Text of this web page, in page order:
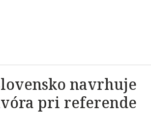
navrhuje
pri referende